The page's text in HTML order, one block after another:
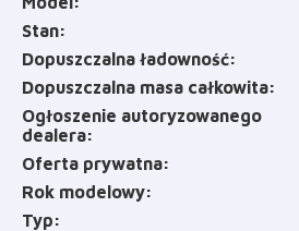
Stan
Dopuszczalna ładowność
Dopuszczalna masa całkowita
Ogłoszenie autoryzowanego
dealera
Oferta prywatna
Rok modelowy
Typ